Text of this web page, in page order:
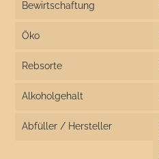
Bewirtschaftung
Öko
Rebsorte
Alkoholgehalt
Abfüller / Hersteller